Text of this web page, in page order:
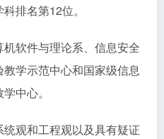
排名第12位。
软件与理论系、信息安全
学示范中心和国家级信息
中心。
观和工程观以及具有疑证